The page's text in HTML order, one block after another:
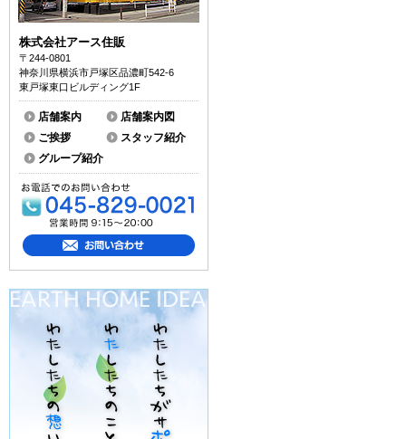
株式会社アース住販
〒244-0801
神奈川県横浜市戸塚区品濃町542-6
東戸塚東口ビルディング1F
店舗案内
店舗案内図
ご挨拶
スタッフ紹介
グループ紹介